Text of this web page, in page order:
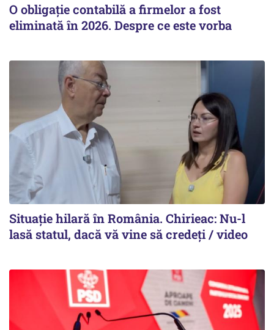
O obligație contabilă a firmelor a fost
eliminată în 2026. Despre ce este vorba
Situație hilară în România. Chirieac: Nu-l
lasă statul, dacă vă vine să credeți / video